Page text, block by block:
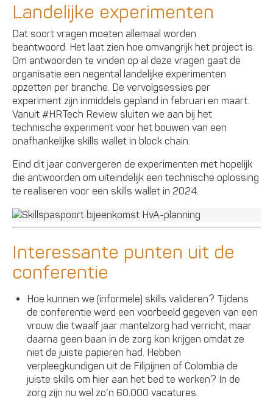
Landelijke experimenten
Dat soort vragen moeten allemaal worden
beantwoord. Het laat zien hoe omvangrijk het project is.
Om antwoorden te vinden op al deze vragen gaat de
organisatie een negental landelijke experimenten
opzetten per branche. De vervolgsessies per
experiment zijn inmiddels gepland in februari en maart.
Vanuit #HRTech Review sluiten we aan bij het
technische experiment voor het bouwen van een
onafhankelijke skills wallet in block chain.
Eind dit jaar convergeren de experimenten met hopelijk
die antwoorden om uiteindelijk een technische oplossing
te realiseren voor een skills wallet in 2024.
Interessante punten uit de
conferentie
Hoe kunnen we (informele) skills valideren? Tijdens
de conferentie werd een voorbeeld gegeven van een
vrouw die twaalf jaar mantelzorg had verricht, maar
daarna geen baan in de zorg kon krijgen omdat ze
niet de juiste papieren had. Hebben
verpleegkundigen uit de Filipijnen of Colombia de
juiste skills om hier aan het bed te werken? In de
zorg zijn nu wel zo’n 60.000 vacatures.